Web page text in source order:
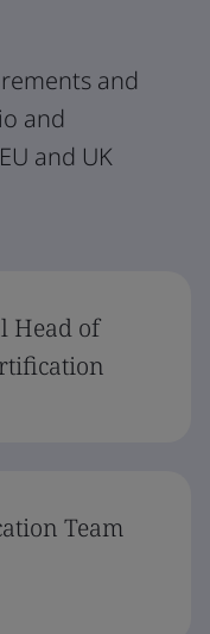
and
and
and UK
Head of
Team